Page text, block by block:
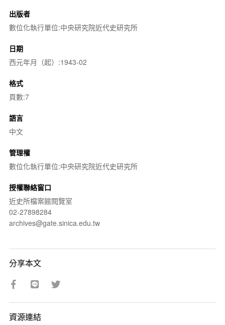
出版者
數位化執行單位:中央研究院近代史研究所
日期
西元年月（起）:1943-02
格式
頁數:7
語言
中文
管理權
數位化執行單位:中央研究院近代史研究所
授權聯絡窗口
近史所檔案館閱覽室
02-27898284
archives@gate.sinica.edu.tw
分享本文
資源連結